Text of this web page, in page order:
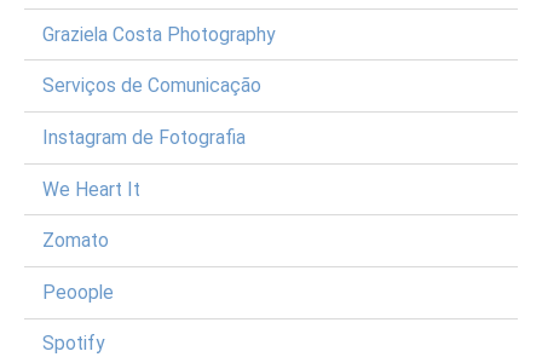
Graziela Costa Photography
Serviços de Comunicação
Instagram de Fotografia
We Heart It
Zomato
Peoople
Spotify